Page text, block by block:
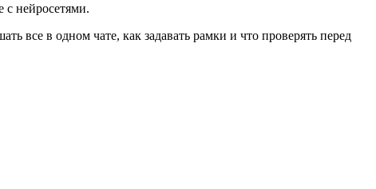
с нейросетями.
все в одном чате, как задавать рамки и что проверять перед